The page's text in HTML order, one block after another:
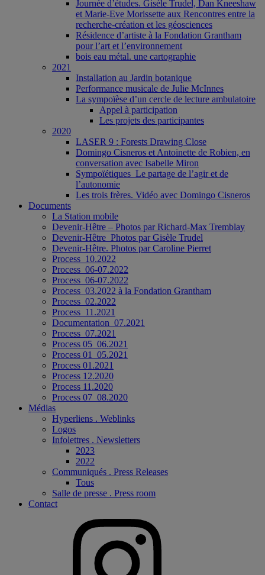
Journée d’études. Gisèle Trudel, Dan Kneeshaw
et Marie-Eve Morissette aux Rencontres entre la
recherche-création et les géosciences
Résidence d’artiste à la Fondation Grantham
pour l’art et l’environnement
bois eau métal. une cartographie
2021
Installation au Jardin botanique
Performance musicale de Julie McInnes
La sympoïèse d’un cercle de lecture ambulatoire
Appel à participation
Les projets des participantes
2020
LASER 9 : Forests Drawing Close
Domingo Cisneros et Antoinette de Robien, en
conversation avec Isabelle Miron
Sympoïétiques_Le partage de l’agir et de
l’autonomie
Les trois frères. Vidéo avec Domingo Cisneros
Documents
La Station mobile
Devenir-Hêtre – Photos par Richard-Max Tremblay
Devenir-Hêtre_Photos par Gisèle Trudel
Devenir-Hêtre. Photos par Caroline Pierret
Process_10.2022
Process_06-07.2022
Process_06-07.2022
Process_03.2022 à la Fondation Grantham
Process_02.2022
Process_11.2021
Documentation_07.2021
Process_07.2021
Process 05_06.2021
Process 01_05.2021
Process 01.2021
Process 12.2020
Process 11.2020
Process 07_08.2020
Médias
Hyperliens . Weblinks
Logos
Infolettres . Newsletters
2023
2022
Communiqués . Press Releases
Tous
Salle de presse . Press room
Contact